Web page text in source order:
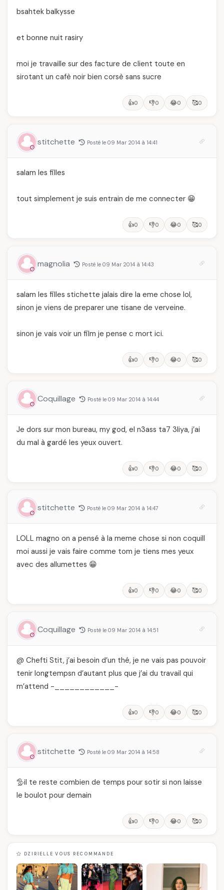
bsahtek balkysse
et bonne nuit rasiry
moi je travaille sur des facture de client toute en
sirotant un cafè noir bien corsè sans sucre
👍0 👎0 😂0 🥰0
stitchette Posté le 09 Mar 2014 à 14:41
salam les filles
tout simplement je suis entrain de me connecter 😁
👍0 👎0 😂0 🥰0
magnolia Posté le 09 Mar 2014 à 14:43
salam les filles stichette jalais dire la eme chose lol,
sinon je viens de preparer une tisane de verveine.
sinon je vais voir un film je pense c mort ici.
👍0 👎0 😂0 🥰0
Coquillage Posté le 09 Mar 2014 à 14:44
Je dors sur mon bureau, my god, el n3ass ta7 3liya, j’ai
du mal à gardé les yeux ouvert.
👍0 👎0 😂0 🥰0
stitchette Posté le 09 Mar 2014 à 14:47
LOLL magno on a pensé à la meme chose si non coquill
moi aussi je vais faire comme tom je tiens mes yeux
avec des allumettes 😁
👍0 👎0 😂0 🥰0
Coquillage Posté le 09 Mar 2014 à 14:51
@ Chefti Stit, j’ai besoin d’un thé, je ne vais pas pouvoir
tenir longtempsn d’autant plus que j’ai du travail qui
m’attend -____________-
👍0 👎0 😂0 🥰0
stitchette Posté le 09 Mar 2014 à 14:58
🦤il te reste combien de temps pour sotir si non laisse
le boulot pour demain
👍0 👎0 😂0 🥰0
DZIRIELLE VOUS RECOMMANDE